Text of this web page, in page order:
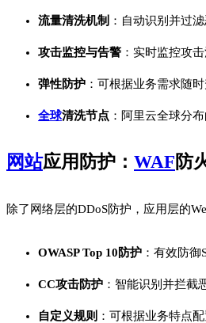
流量清洗机制 ：自动识别并过
攻击监控与告警 ：实时监控攻
弹性防护 ：可根据业务需求随
全球清洗节点 ：阿里云全球分
网站应用防护： WAF 防
除了网络层的DDoS防护，应用层的
OWASP Top 10防护 ：有效防
CC攻击防护 ：智能识别并拦截
自定义规则 ：可根据业务特点